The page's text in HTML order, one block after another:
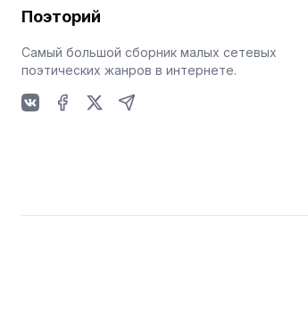
Поэторий
Самый большой сборник малых сетевых
поэтических жанров в интернете.